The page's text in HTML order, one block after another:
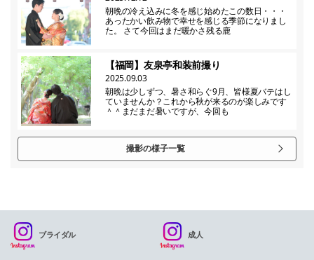
朝晩の冷え込みに冬を感じ始めたこの数日・・・
あったかい飲み物で幸せを感じる季節になりまし
た。 さて今回はまだ暖かさ残る鹿
【福岡】友泉亭和装前撮り
2025.09.03
朝晩は少しずつ、暑さ和らぐ9月、皆様夏バテはし
ていませんか？これから秋が来るのが楽しみです
＾＾まだまだ暑いですが、今回も
撮影の様子一覧
ブライダル 成人